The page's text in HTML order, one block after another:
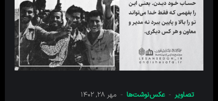
تصاویر عکس‌نوشت‌ها مهر ۲۸, ۱۴۰۲